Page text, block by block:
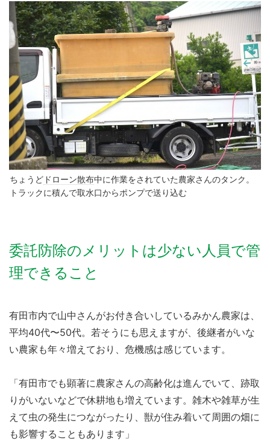
ちょうど ドローン散布中に作業をされていた農家さんのタンク。
トラックに積んで取水口からポンプで送り込む
委託防除のメリットは少ない人員で管
理できること
有田市内で山中さんがお付き合いしているみかん農家は、
平均40代〜50代。若そうにも思えますが、後継者がいな
い農家も年々増えており、危機感は感じています。
「有田市でも顕著に農家さんの高齢化は進んでいて、跡取
りがいないなどで休耕地も増えています。雑木や雑草が生
えて虫の発生につながったり、獣が住み着いて周囲の畑に
も影響することもあります」